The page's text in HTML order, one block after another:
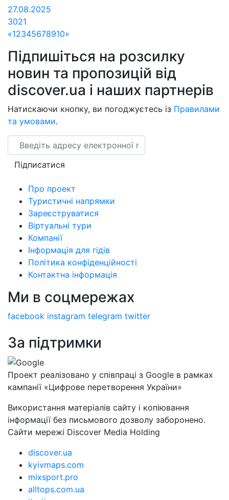
27.08.2025
3021
«12345678910»
Підпишіться на розсилку
новин та пропозицій від
discover.ua і наших партнерів
Натискаючи кнопку, ви погоджуєтесь із Правилами
та умовами.
Email
Підписатися
Про проект
Туристичні напрямки
Зареєструватися
Віртуальні тури
Компанії
Інформація для гідів
Політика конфіденційності
Контактна інформація
Ми в соцмережах
facebook instagram telegram twitter
За підтримки
Проект реалізовано у співпраці з Google в рамках
кампанії «Цифрове перетворення України»
Використання матеріалів сайту і копіювання
інформації без письмового дозволу заборонено.
Сайти мережі Discover Media Holding
discover.ua
kyivmaps.com
mixsport.pro
alltops.com.ua